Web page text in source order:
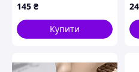
молочні
145 ₴
Купити